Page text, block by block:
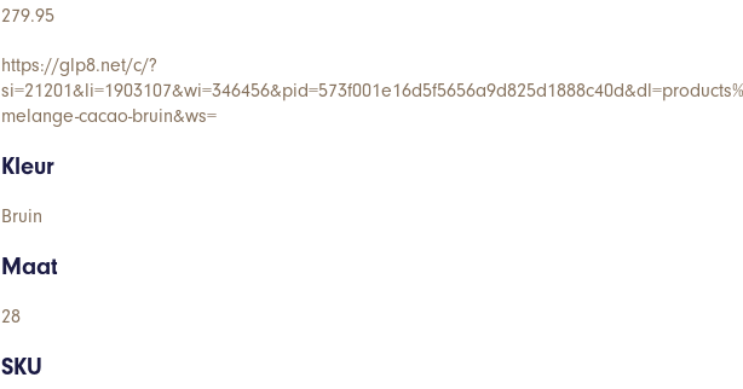
279.95
https://glp8.net/c/?
melange-cacao-bruin&ws=
Kleur
Bruin
Maat
28
SKU